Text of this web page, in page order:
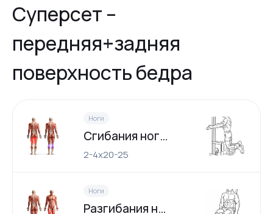
Суперсет –
передняя+задняя
поверхность бедра
Ноги
Сгибания ноги стоя.
2-4х20-25
Ноги
Разгибания ног сидя